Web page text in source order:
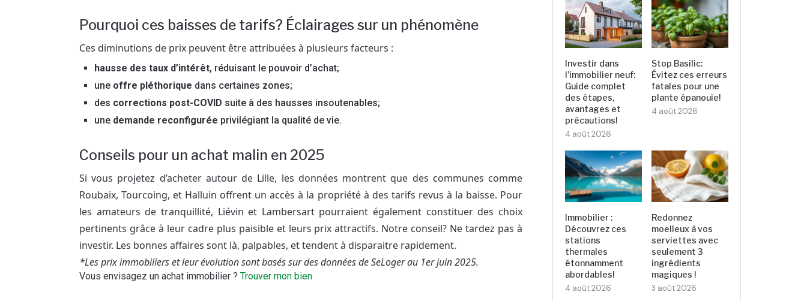
Pourquoi ces baisses de tarifs? Éclairages sur un phénomène
Ces diminutions de prix peuvent être attribuées à plusieurs facteurs :
hausse des taux d’intérêt, réduisant le pouvoir d’achat;
une offre pléthorique dans certaines zones;
des corrections post-COVID suite à des hausses insoutenables;
une demande reconfigurée privilégiant la qualité de vie.
Conseils pour un achat malin en 2025
Si vous projetez d’acheter autour de Lille, les données montrent que des communes comme
Roubaix, Tourcoing, et Halluin offrent un accès à la propriété à des tarifs revus à la baisse. Pour
les amateurs de tranquillité, Liévin et Lambersart pourraient également constituer des choix
pertinents grâce à leur cadre plus paisible et leurs prix attractifs. Notre conseil? Ne tardez pas à
investir. Les bonnes affaires sont là, palpables, et tendent à disparaitre rapidement.
*Les prix immobiliers et leur évolution sont basés sur des données de SeLoger au 1er juin 2025.
Vous envisagez un achat immobilier ? Trouver mon bien
Investir dans
l’immobilier neuf:
Guide complet
des étapes,
avantages et
précautions!
4 août 2026
Stop Basilic:
Évitez ces erreurs
fatales pour une
plante épanouie!
4 août 2026
Immobilier :
Découvrez ces
stations
thermales
étonnamment
abordables!
4 août 2026
Redonnez
moelleux à vos
serviettes avec
seulement 3
ingrédients
magiques !
3 août 2026